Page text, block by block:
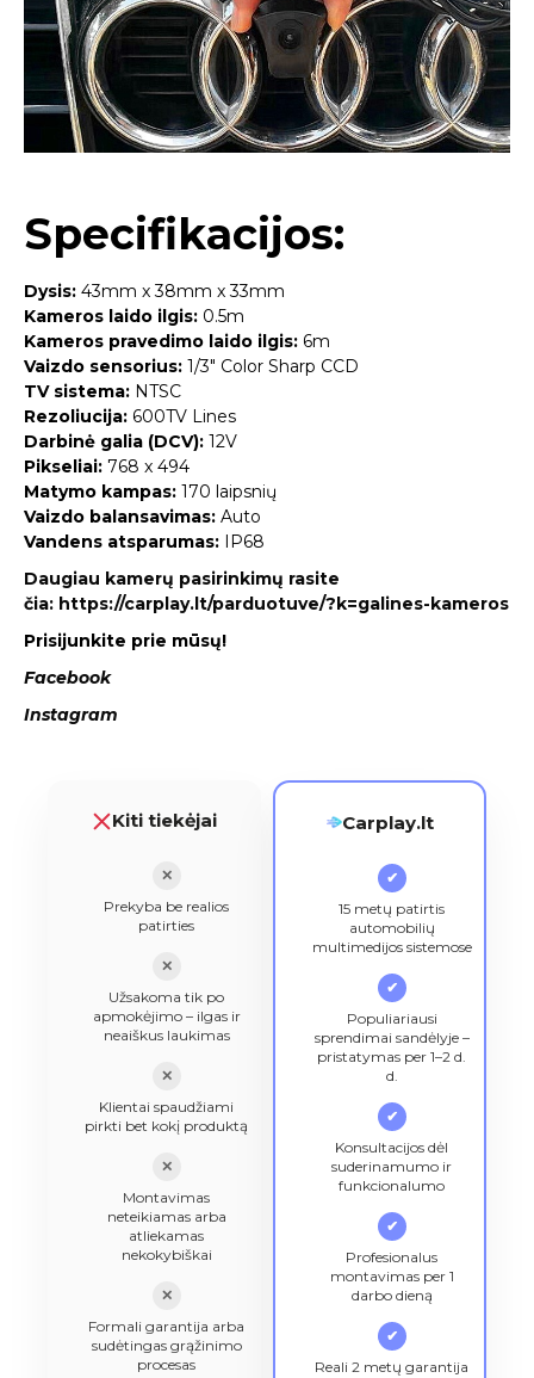
Specifikacijos:
Dysis: 43mm x 38mm x 33mm
Kameros laido ilgis: 0.5m
Kameros pravedimo laido ilgis: 6m
Vaizdo sensorius: 1/3″ Color Sharp CCD
TV sistema: NTSC
Rezoliucija: 600TV Lines
Darbinė galia (DCV): 12V
Pikseliai: 768 x 494
Matymo kampas: 170 laipsnių
Vaizdo balansavimas: Auto
Vandens atsparumas: IP68
Daugiau kamerų pasirinkimų rasite
čia: https://carplay.lt/parduotuve/?k=galines-kameros
Prisijunkite prie mūsų!
Facebook
Instagram
Kiti tiekėjai
✕
Prekyba be realios
patirties
✕
Užsakoma tik po
apmokėjimo – ilgas ir
neaiškus laukimas
✕
Klientai spaudžiami
pirkti bet kokį produktą
✕
Montavimas
neteikiamas arba
atliekamas
nekokybiškai
✕
Formali garantija arba
sudėtingas grąžinimo
procesas
Carplay.lt
✔
15 metų patirtis
automobilių
multimedijos sistemose
✔
Populiariausi
sprendimai sandėlyje –
pristatymas per 1–2 d.
d.
✔
Konsultacijos dėl
suderinamumo ir
funkcionalumo
✔
Profesionalus
montavimas per 1
darbo dieną
✔
Reali 2 metų garantija